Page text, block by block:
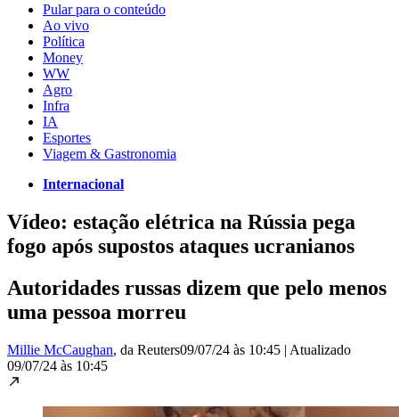
Pular para o conteúdo
Ao vivo
Política
Money
WW
Agro
Infra
IA
Esportes
Viagem & Gastronomia
Internacional
Vídeo: estação elétrica na Rússia pega
fogo após supostos ataques ucranianos
Autoridades russas dizem que pelo menos
uma pessoa morreu
Millie McCaughan, da Reuters09/07/24 às 10:45 | Atualizado
09/07/24 às 10:45